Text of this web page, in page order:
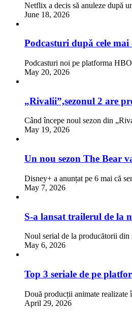
Netflix a decis să anuleze după
June 18, 2026
Podcasturi după cele
Podcasturi noi pe platforma
May 20, 2026
„Rivalii”,sezonul 2 are
Când începe noul sezon din
May 19, 2026
Un nou sezon The Bear
Disney+ a anunțat pe 6 mai că
May 7, 2026
S-a lansat trailerul de la
Noul serial de la producătorii
May 6, 2026
Top 3 seriale de pe
Două producții animate
April 29, 2026